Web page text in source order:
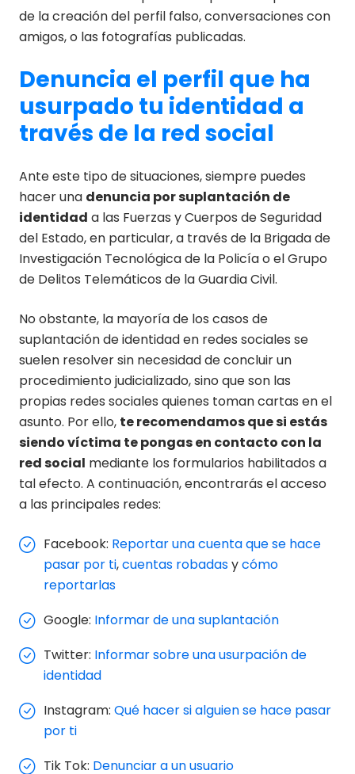
de la creación del perfil falso, conversaciones con
amigos, o las fotografías publicadas.
Denuncia el perfil que ha
usurpado tu identidad a
través de la red social
Ante este tipo de situaciones, siempre puedes
hacer una denuncia por suplantación de
identidad a las Fuerzas y Cuerpos de Seguridad
del Estado, en particular, a través de la Brigada de
Investigación Tecnológica de la Policía o el Grupo
de Delitos Telemáticos de la Guardia Civil.
No obstante, la mayoría de los casos de
suplantación de identidad en redes sociales se
suelen resolver sin necesidad de concluir un
procedimiento judicializado, sino que son las
propias redes sociales quienes toman cartas en el
asunto. Por ello, te recomendamos que si estás
siendo víctima te pongas en contacto con la
red social mediante los formularios habilitados a
tal efecto. A continuación, encontrarás el acceso
a las principales redes:
Facebook: Reportar una cuenta que se hace
pasar por ti,cuentas robadasycómo
reportarlas
Google: Informar de una suplantación
Twitter: Informar sobre una usurpación de
identidad
Instagram: Qué hacer si alguien se hace pasar
por ti
Tik Tok: Denunciar a un usuario